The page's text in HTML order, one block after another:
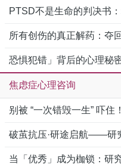
PTSD不是生命的判决书
所有创伤的真正解药：夺
恐惧犯错」背后的心理秘
焦虑症心理咨询
别被 “一次错毁一生” 吓住
破茧抗压·研途启航——研
当「优秀」成为枷锁：研